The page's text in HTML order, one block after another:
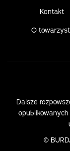
Kontakt
O
Dalsze
©